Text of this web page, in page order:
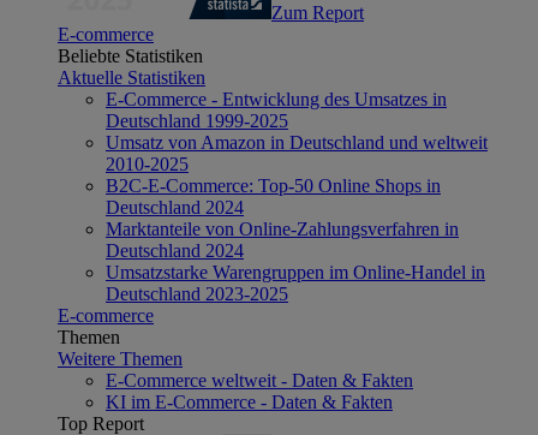
Zum Report
E-commerce
Beliebte Statistiken
Aktuelle Statistiken
E-Commerce - Entwicklung des Umsatzes in
Deutschland 1999-2025
Umsatz von Amazon in Deutschland und weltweit
2010-2025
B2C-E-Commerce: Top-50 Online Shops in
Deutschland 2024
Marktanteile von Online-Zahlungsverfahren in
Deutschland 2024
Umsatzstarke Warengruppen im Online-Handel in
Deutschland 2023-2025
E-commerce
Themen
Weitere Themen
E-Commerce weltweit - Daten & Fakten
KI im E-Commerce - Daten & Fakten
Top Report